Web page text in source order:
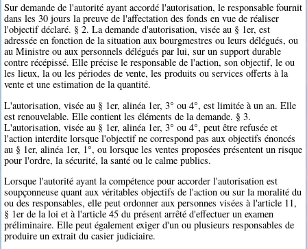
Sur demande de l'autorité ayant accordé l'autorisation, le responsable fournit
dans les 30 jours la preuve de l'affectation des fonds en vue de réaliser
l'objectif déclaré. § 2. La demande d'autorisation, visée au § 1er, est
adressée en fonction de la situation aux bourgmestres ou leurs délégués, ou
au Ministre ou aux personnels délégués par lui, sur un support durable
contre récépissé. Elle précise le responsable de l'action, son objectif, le ou
les lieux, la ou les périodes de vente, les produits ou services offerts à la
vente et une estimation de la quantité.
L'autorisation, visée au § 1er, alinéa 1er, 3° ou 4°, est limitée à un an. Elle
est renouvelable. Elle contient les éléments de la demande. § 3.
L'autorisation, visée au § 1er, alinéa 1er, 3° ou 4°, peut être refusée et
l'action interdite lorsque l'objectif ne correspond pas aux objectifs énoncés
au § 1er, alinéa 1er, 1°, ou lorsque les ventes proposées présentent un risque
pour l'ordre, la sécurité, la santé ou le calme publics.
Lorsque l'autorité ayant la compétence pour accorder l'autorisation est
soupçonneuse quant aux véritables objectifs de l'action ou sur la moralité du
ou des responsables, elle peut ordonner aux personnes visées à l'article 11,
§ 1er de la loi et à l'article 45 du présent arrêté d'effectuer un examen
préliminaire. Elle peut également exiger d'un ou plusieurs responsables de
produire un extrait du casier judiciaire.